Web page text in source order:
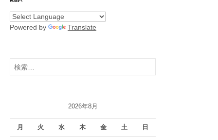
Powered by Translate
検
索:
2026年8月
月 火 水 木 金 土 日